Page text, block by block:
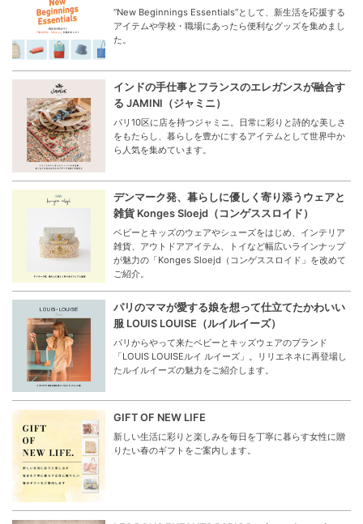
“New Beginnings Essentials”として、新生活を応援する
アイテムや学校・職場にあったら便利なグッズを集めまし
た。
インドの手仕事とフランスのエレガンスが融合す
る JAMINI（ジャミニ）
パリ10区に店を持つジャミニ。日常に彩りと詩的な美しさ
をもたらし、暮らしを豊かにするアイテムとして世界中か
ら人気を集めています。
デンマーク発、暮らしに優しく寄り添うウェアと
雑貨 Konges Sloejd（コンゲススロイド）
ベビーとキッズのウェアやシューズをはじめ、インテリア
雑貨、アウトドアアイテム、トイなど幅広いラインナップ
が魅力の「Konges Sloejd（コンゲススロイド」を改めて
ご紹介。
パリのママが愛する娘を想って仕立てたかわいい
服 LOUIS LOUISE（ルイルイーズ）
パリからやって来たベビーとキッズウェアのブランド
「LOUIS LOUISEルイ ルイーズ」。リリエネネに再登場し
たルイルイーズの魅力をご紹介します。
GIFT OF NEW LIFE
新しい生活に彩りと楽しみを毎日を丁寧に暮らす女性に贈
りたい春のギフトをご案内します。